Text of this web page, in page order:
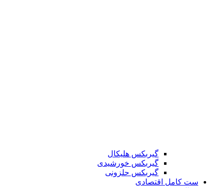
گیربکس هلیکال
گیربکس خورشیدی
گیربکس حلزونی
ست کامل اقتصادی